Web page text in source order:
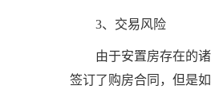
3、交易风险
由于安置房存在的
签订了购房合同，但是